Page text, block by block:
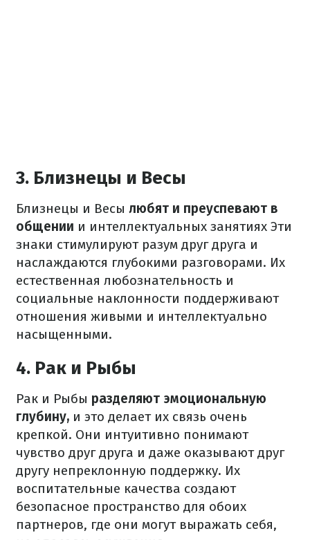
3. Близнецы и Весы
Близнецы и Весы любят и преуспевают в
общении и интеллектуальных занятиях Эти
знаки стимулируют разум друг друга и
наслаждаются глубокими разговорами. Их
естественная любознательность и
социальные наклонности поддерживают
отношения живыми и интеллектуально
насыщенными.
4. Рак и Рыбы
Рак и Рыбы разделяют эмоциональную
глубину, и это делает их связь очень
крепкой. Они интуитивно понимают
чувство друг друга и даже оказывают друг
другу непреклонную поддержку. Их
воспитательные качества создают
безопасное пространство для обоих
партнеров, где они могут выражать себя,